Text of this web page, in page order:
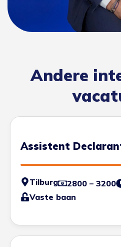
Andere
Assistent
Tilburg 2800 – 3200
Vaste baan